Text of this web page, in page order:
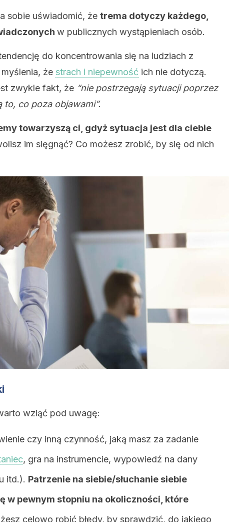
sobie uświadomić, że trema dotyczy każdego,
w publicznych wystąpieniach osób.
do koncentrowania się na ludziach z
że strach i niepewność ich nie dotyczą.
zwykle fakt, że “nie postrzegają sytuacji poprzez
co poza objawami”.
towarzyszą ci, gdyż sytuacja jest dla ciebie
im sięgnąć? Co możesz zrobić, by się od nich
wziąć pod uwagę:
czy inną czynność, jaką masz za zadanie
, gra na instrumencie, wypowiedź na dany
itd.). Patrzenie na siebie/słuchanie siebie
w pewnym stopniu na okoliczności, które
celowo robić błędy, by sprawdzić, do jakiego